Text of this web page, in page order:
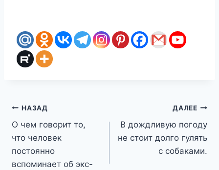
Навигация
по
записям
НАЗАД
О чем говорит то,
что человек
постоянно
вспоминает об экс-
ДАЛЕЕ
В дождливую погоду
не стоит долго гулять
с собаками.